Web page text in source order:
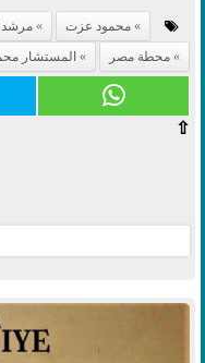
محمود عزت مرشد
محطة مصر
المستشار
⇧